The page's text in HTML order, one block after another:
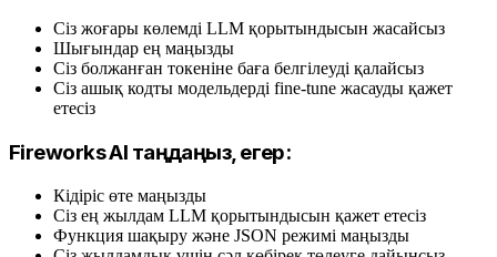
Сіз жоғары көлемді LLM қорытындысын жасайсыз
Шығындар ең маңызды
Сіз болжанған токеніне баға белгілеуді қалайсыз
Сіз ашық кодты модельдерді fine-tune жасауды қажет
етесіз
Fireworks AI таңдаңыз, егер:
Кідіріс өте маңызды
Сіз ең жылдам LLM қорытындысын қажет етесіз
Функция шақыру және JSON режимі маңызды